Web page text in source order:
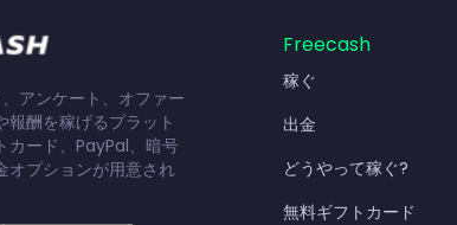
アンケート、オファー
報酬を稼げるプラット
カード、PayPal、暗号
オプションが用意され
Freecash
稼ぐ
出金
どうやって稼ぐ?
無料ギフトカード